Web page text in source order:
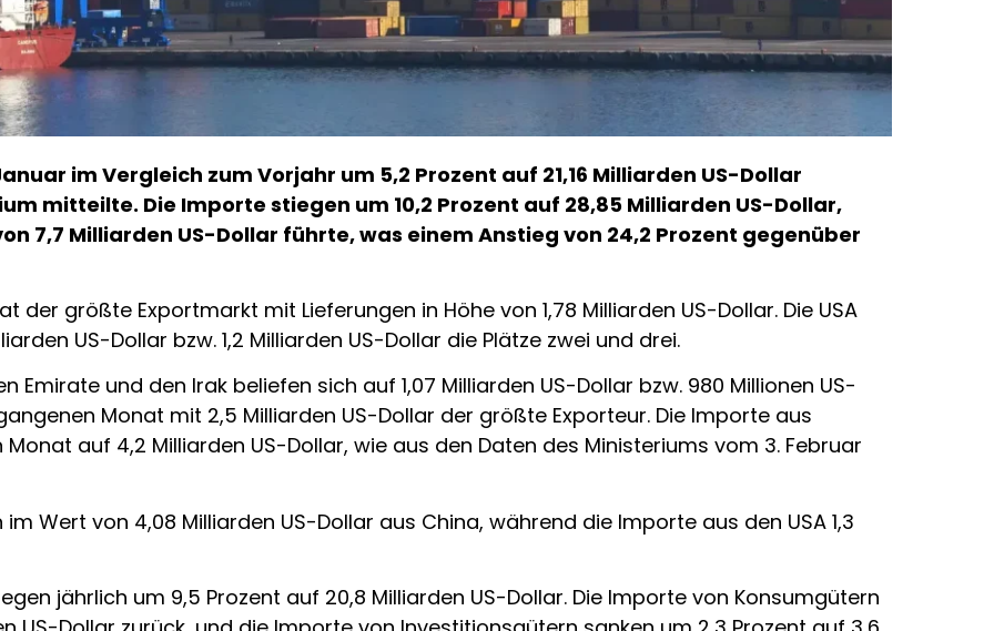
im Vergleich zum Vorjahr um 5,2 Prozent auf 21,16 Milliarden US-Dollar
mitteilte. Die Importe stiegen um 10,2 Prozent auf 28,85 Milliarden US-Dollar,
7,7 Milliarden US-Dollar führte, was einem Anstieg von 24,2 Prozent gegenüber
größte Exportmarkt mit Lieferungen in Höhe von 1,78 Milliarden US-Dollar. Die USA
US-Dollar bzw. 1,2 Milliarden US-Dollar die Plätze zwei und drei.
Emirate und den Irak beliefen sich auf 1,07 Milliarden US-Dollar bzw. 980 Millionen US-
Monat mit 2,5 Milliarden US-Dollar der größte Exporteur. Die Importe aus
auf 4,2 Milliarden US-Dollar, wie aus den Daten des Ministeriums vom 3. Februar
Wert von 4,08 Milliarden US-Dollar aus China, während die Importe aus den USA 1,3
jährlich um 9,5 Prozent auf 20,8 Milliarden US-Dollar. Die Importe von Konsumgütern